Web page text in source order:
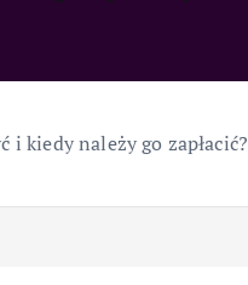
i kiedy należy go zapłacić?